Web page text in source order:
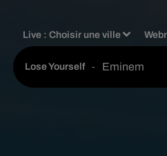
Live :Choisir une ville
Lose Yourself - Eminem